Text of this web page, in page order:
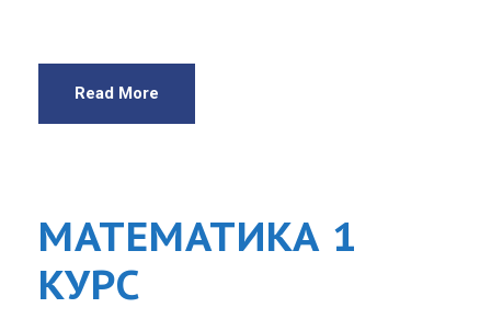
Read More
МАТЕМАТИКА 1
КУРС